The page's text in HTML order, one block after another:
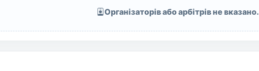
Організаторів або арбітрів не вказано.